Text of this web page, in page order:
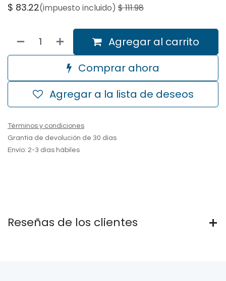
$ 83.22(impuesto incluido) $111.98
Agregar al carrito
Comprar ahora
Agregar a la lista de deseos
Términos y condiciones
Grantía de devolución de 30 días
Envío: 2-3 días hábiles
Reseñas de los clientes